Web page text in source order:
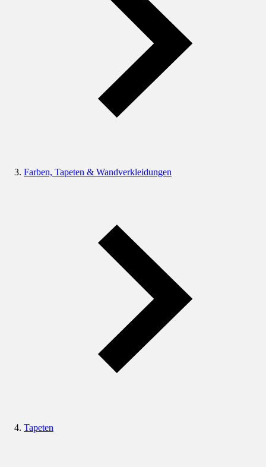
Farben, Tapeten & Wandverkleidungen
Tapeten